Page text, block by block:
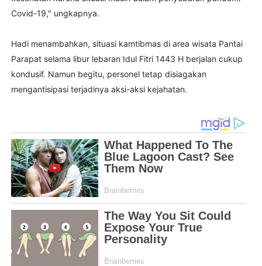
Covid-19," ungkapnya.
Hadi menambahkan, situasi kamtibmas di area wisata Pantai
Parapat selama libur lebaran Idul Fitri 1443 H berjalan cukup
kondusif. Namun begitu, personel tetap disiagakan
mengantisipasi terjadinya aksi-aksi kejahatan.